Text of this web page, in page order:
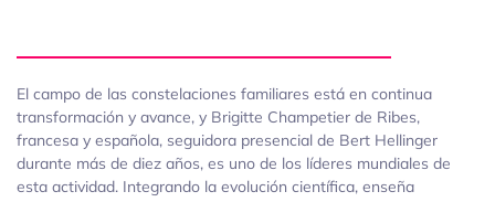
El campo de las constelaciones familiares está en continua
transformación y avance, y Brigitte Champetier de Ribes,
francesa y española, seguidora presencial de Bert Hellinger
durante más de diez años, es uno de los líderes mundiales de
esta actividad. Integrando la evolución científica, enseña